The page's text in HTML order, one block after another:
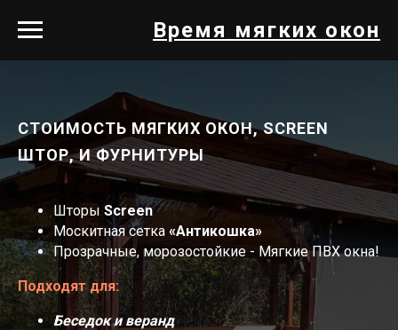
Время мягких окон
СТОИМОСТЬ МЯГКИХ ОКОН, SCREEN
ШТОР, И ФУРНИТУРЫ
ШторыScreen
Москитная сетка «Антикошка»
Прозрачные, морозостойкие - Мягкие ПВХ окна!
Подходят для:
Беседок и веранд